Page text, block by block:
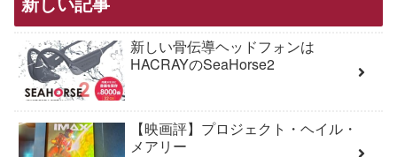
新しい骨伝導ヘッドフォンは
HACRAYのSeaHorse2
【映画評】プロジェクト・ヘイル・
メアリー